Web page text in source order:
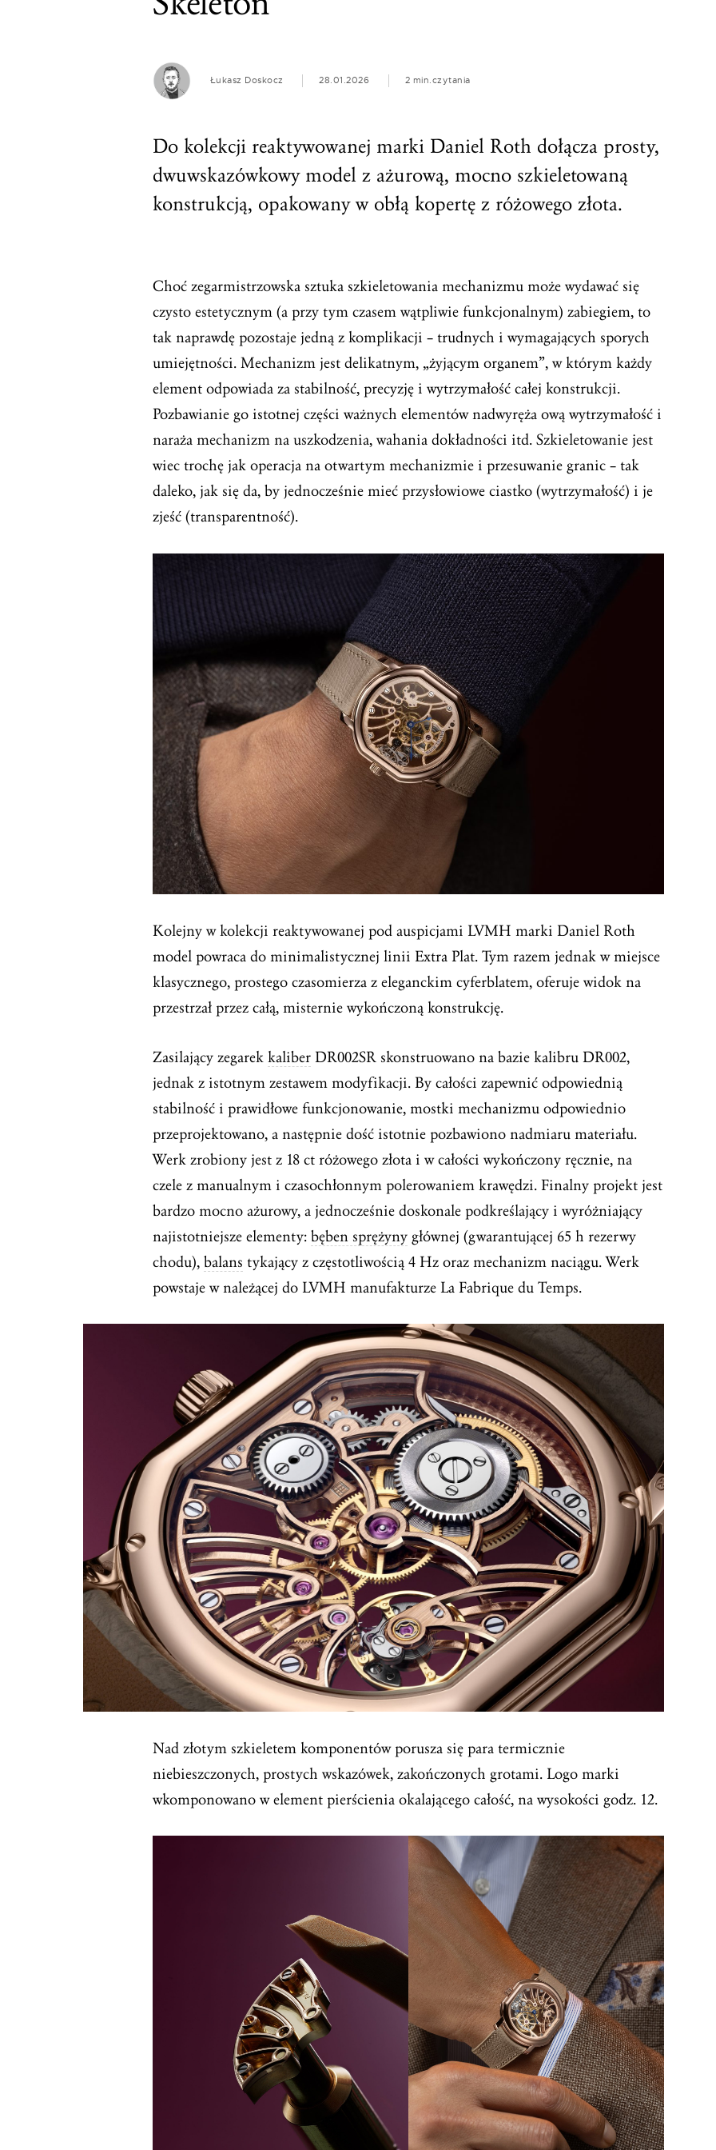
Łukasz Doskocz 28.01.2026 2 min.czytania
Do kolekcji reaktywowanej marki Daniel Roth dołącza prosty,
dwuwskazówkowy model z ażurową, mocno szkieletowaną
konstrukcją, opakowany w obłą kopertę z różowego złota.
Choć zegarmistrzowska sztuka szkieletowania mechanizmu może wydawać się
czysto estetycznym (a przy tym czasem wątpliwie funkcjonalnym) zabiegiem, to
tak naprawdę pozostaje jedną z komplikacji – trudnych i wymagających sporych
umiejętności. Mechanizm jest delikatnym, „żyjącym organem”, w którym każdy
element odpowiada za stabilność, precyzję i wytrzymałość całej konstrukcji.
Pozbawianie go istotnej części ważnych elementów nadwyręża ową wytrzymałość i
naraża mechanizm na uszkodzenia, wahania dokładności itd. Szkieletowanie jest
wiec trochę jak operacja na otwartym mechanizmie i przesuwanie granic – tak
daleko, jak się da, by jednocześnie mieć przysłowiowe ciastko (wytrzymałość) i je
zjeść (transparentność).
Kolejny w kolekcji reaktywowanej pod auspicjami LVMH marki Daniel Roth
model powraca do minimalistycznej linii Extra Plat. Tym razem jednak w miejsce
klasycznego, prostego czasomierza z eleganckim cyferblatem, oferuje widok na
przestrzał przez całą, misternie wykończoną konstrukcję.
Zasilający zegarek kaliber DR002SR skonstruowano na bazie kalibru DR002,
jednak z istotnym zestawem modyfikacji. By całości zapewnić odpowiednią
stabilność i prawidłowe funkcjonowanie, mostki mechanizmu odpowiednio
przeprojektowano, a następnie dość istotnie pozbawiono nadmiaru materiału.
Werk zrobiony jest z 18 ct różowego złota i w całości wykończony ręcznie, na
czele z manualnym i czasochłonnym polerowaniem krawędzi. Finalny projekt jest
bardzo mocno ażurowy, a jednocześnie doskonale podkreślający i wyróżniający
najistotniejsze elementy: bęben sprężyny głównej (gwarantującej 65 h rezerwy
chodu), balans tykający z częstotliwością 4 Hz oraz mechanizm naciągu. Werk
powstaje w należącej do LVMH manufakturze La Fabrique du Temps.
Nad złotym szkieletem komponentów porusza się para termicznie
niebieszczonych, prostych wskazówek, zakończonych grotami. Logo marki
wkomponowano w element pierścienia okalającego całość, na wysokości godz. 12.